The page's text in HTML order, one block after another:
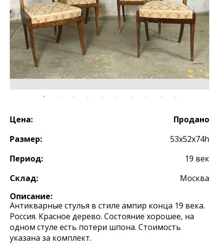
Цена:
Продано
Размер:
53х52x74h
Период:
19 век
Склад:
Москва
Описание:
Антикварные стулья в стиле ампир конца 19 века.
Россия. Красное дерево. Состояние хорошее, на
одном стуле есть потери шпона. Стоимость
указана за комплект.